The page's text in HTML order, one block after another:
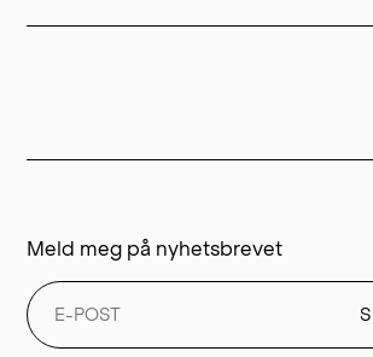
→ GiveWell
→ Om oss
→ Kriterier
Meld meg på nyhetsbrevet